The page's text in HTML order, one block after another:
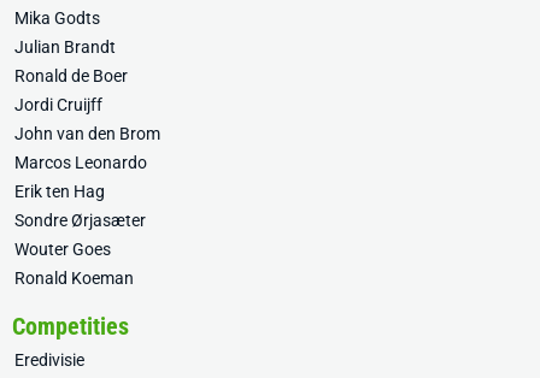
Mika Godts
Julian Brandt
Ronald de Boer
Jordi Cruijff
John van den Brom
Marcos Leonardo
Erik ten Hag
Sondre Ørjasæter
Wouter Goes
Ronald Koeman
Competities
Eredivisie